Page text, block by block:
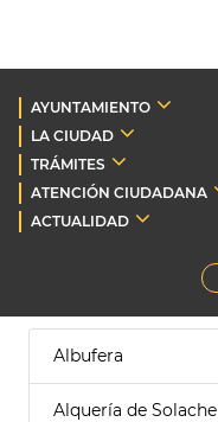
AYUNTAMIENTO
LA CIUDAD
TRÁMITES
ATENCIÓN CIUDADANA
ACTUALIDAD
Albufera
Alquería de Solache